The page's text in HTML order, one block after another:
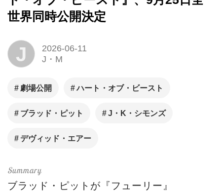
世界同時公開決定
J
2026-06-11
J・M
劇場公開 ハート・オブ・ビースト
ブラッド・ピット J・K・シモンズ
デヴィッド・エアー
ブラッド・ピット が『フューリー』